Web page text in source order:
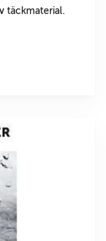
täckmaterial.